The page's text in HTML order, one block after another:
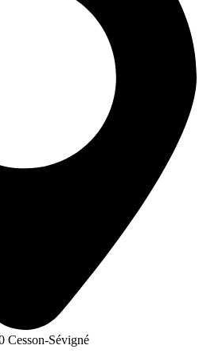
Cesson-Sévigné